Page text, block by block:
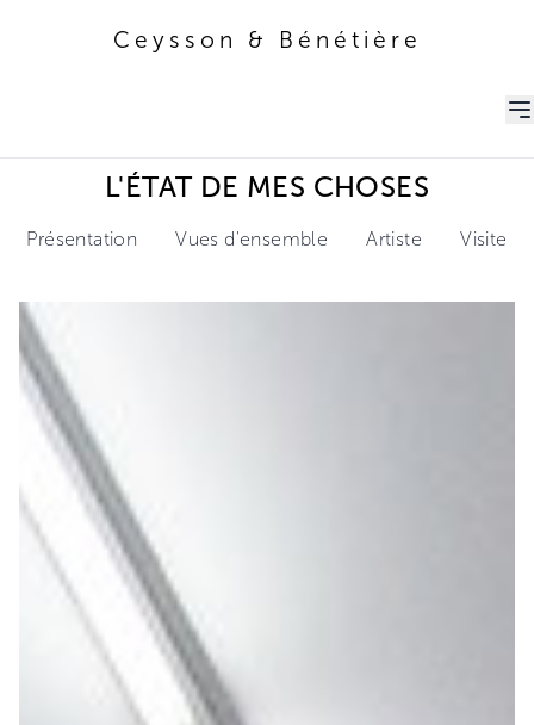
Ceysson & Bénétière
L'ÉTAT DE MES CHOSES
Présentation Vues d'ensemble Artiste Visite